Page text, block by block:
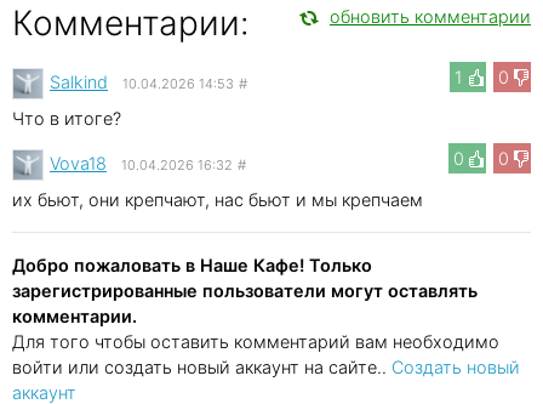
Комментарии: обновить комментарии
1 0
Salkind 10.04.2026 14:53 #
Что в итоге?
0
0
Vova18 10.04.2026 16:32 #
их бьют, они крепчают, нас бьют и мы крепчаем
Добро пожаловать в Наше Кафе! Только
зарегистрированные пользователи могут оставлять
комментарии.
Для того чтобы оставить комментарий вам необходимо
войти или создать новый аккаунт на сайте.. Создать новый
аккаунт